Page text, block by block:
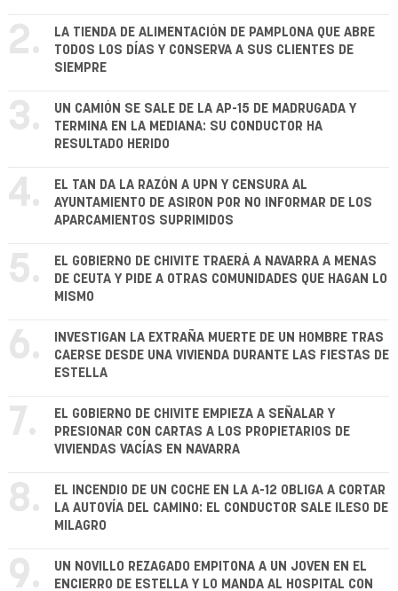
2.
LA TIENDA DE ALIMENTACIÓN DE PAMPLONA QUE ABRE
TODOS LOS DÍAS Y CONSERVA A SUS CLIENTES DE
SIEMPRE
3.
UN CAMIÓN SE SALE DE LA AP-15 DE MADRUGADA Y
TERMINA EN LA MEDIANA: SU CONDUCTOR HA
RESULTADO HERIDO
4.
EL TAN DA LA RAZÓN A UPN Y CENSURA AL
AYUNTAMIENTO DE ASIRON POR NO INFORMAR DE LOS
APARCAMIENTOS SUPRIMIDOS
5.
EL GOBIERNO DE CHIVITE TRAERÁ A NAVARRA A MENAS
DE CEUTA Y PIDE A OTRAS COMUNIDADES QUE HAGAN LO
MISMO
6.
INVESTIGAN LA EXTRAÑA MUERTE DE UN HOMBRE TRAS
CAERSE DESDE UNA VIVIENDA DURANTE LAS FIESTAS DE
ESTELLA
7.
EL GOBIERNO DE CHIVITE EMPIEZA A SEÑALAR Y
PRESIONAR CON CARTAS A LOS PROPIETARIOS DE
VIVIENDAS VACÍAS EN NAVARRA
8.
EL INCENDIO DE UN COCHE EN LA A-12 OBLIGA A CORTAR
LA AUTOVÍA DEL CAMINO: EL CONDUCTOR SALE ILESO DE
MILAGRO
9.
UN NOVILLO REZAGADO EMPITONA A UN JOVEN EN EL
ENCIERRO DE ESTELLA Y LO MANDA AL HOSPITAL CON